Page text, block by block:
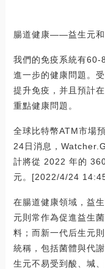
腸道健康——益生元和
我們的免疫系統有60-
進一步的健康問題。
提升免疫，并且預計
重點健康問題。
全球比特幣ATM市場
24日消息，
計將從 2022 年的
元。[2022/4/24
在腸道健康領域，益
元則常作為促進益生
料；而新一代后生元
統稱，包括菌體與代
生元不易受到酸、堿